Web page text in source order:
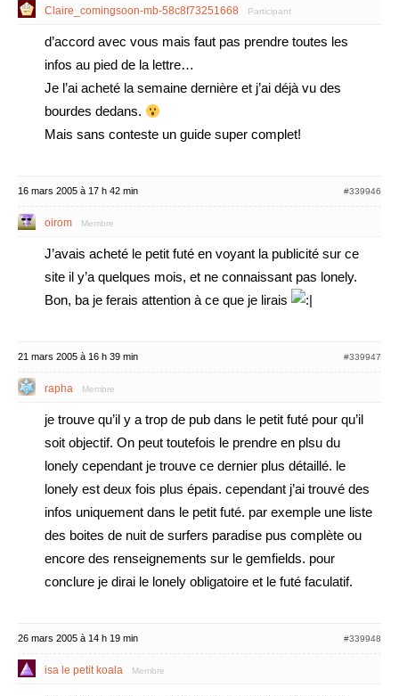
Claire_comingsoon-mb-58c8f73251668 Participant
d’accord avec vous mais faut pas prendre toutes les
infos au pied de la lettre…
Je l’ai acheté la semaine dernière et j’ai déjà vu des
bourdes dedans.
Mais sans conteste un guide super complet!
16 mars 2005 à 17 h 42 min #339946
oirom Membre
J’avais acheté le petit futé en voyant la publicité sur ce
site il y’a quelques mois, et ne connaissant pas lonely.
Bon, ba je ferais attention à ce que je lirais
21 mars 2005 à 16 h 39 min #339947
rapha Membre
je trouve qu’il y a trop de pub dans le petit futé pour qu’il
soit objectif. On peut toutefois le prendre en plsu du
lonely cependant je trouve ce dernier plus détaillé. le
lonely est deux fois plus épais. cependant j’ai trouvé des
infos uniquement dans le petit futé. par exemple une liste
des boites de nuit de surfers paradise pus complète ou
encore des renseignements sur le gemfields. pour
conclure je dirai le lonely obligatoire et le futé faculatif.
26 mars 2005 à 14 h 19 min #339948
isa le petit koala Membre